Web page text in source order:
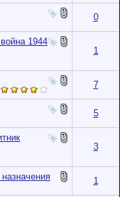
0
1944
1
7
5
3
назначения 1